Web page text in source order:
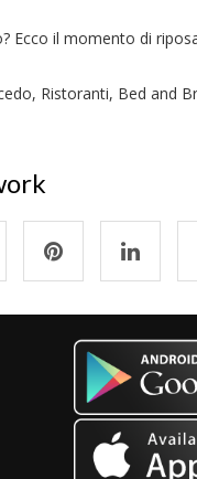
Ecco il momento di
Ristoranti, Bed and